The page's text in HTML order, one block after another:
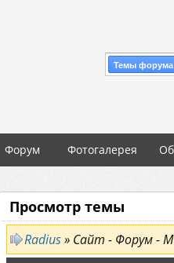
Темы
Форум Фотогалерея
Просмотр темы
Radius» Сайт - Форум -